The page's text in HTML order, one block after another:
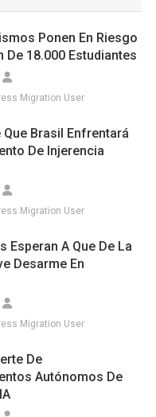
Ponen En Riesgo
De 18.000 Estudiantes
Migration User
Que Brasil Enfrentará
De Injerencia
Migration User
Esperan A Que De La
Desarme En
Migration User
De
Autónomos De